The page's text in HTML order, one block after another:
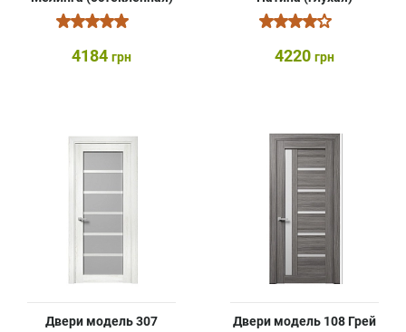
4184 грн 4220 грн
Двери модель 307
Двери модель 108 Грей